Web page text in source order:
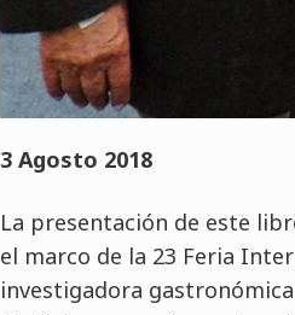
3 Agosto 2018
La presentación de este
el marco de la 23 Feria
investigadora